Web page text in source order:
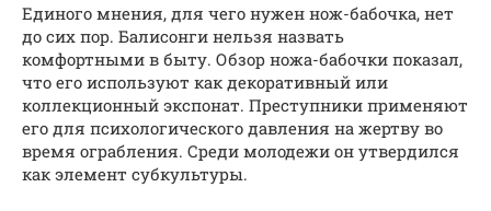
Единого мнения, для чего нужен нож-бабочка, нет
до сих пор. Балисонги нельзя назвать
комфортными в быту. Обзор ножа-бабочки показал,
что его используют как декоративный или
коллекционный экспонат. Преступники применяют
его для психологического давления на жертву во
время ограбления. Среди молодежи он утвердился
как элемент субкультуры.